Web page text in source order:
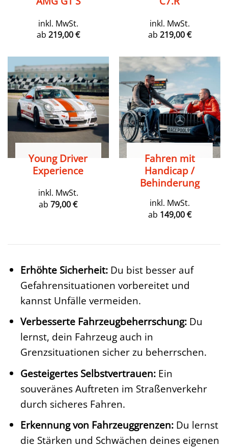
inkl. MwSt.
ab 219,00€
inkl. MwSt.
ab 219,00€
Young Driver
Experience
inkl. MwSt.
ab79,00€
Fahren mit
Handicap /
Behinderung
inkl. MwSt.
ab 149,00€
Erhöhte Sicherheit:Du bist besser auf
Gefahrensituationen vorbereitet und
kannst Unfälle vermeiden.
Verbesserte Fahrzeugbeherrschung:Du
lernst, dein Fahrzeug auch in
Grenzsituationen sicher zu beherrschen.
Gesteigertes Selbstvertrauen:Ein
souveränes Auftreten im Straßenverkehr
durch sicheres Fahren.
Erkennung von Fahrzeuggrenzen:Du lernst
die Stärken und Schwächen deines eigenen